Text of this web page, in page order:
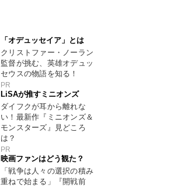
「オデュッセイア」とは
クリストファー・ノーラン
監督が挑む、英雄オデュッ
セウスの物語を知る！
PR
LiSAが推すミニオンズ
ダイフクが耳から離れな
い！最新作『ミニオンズ＆
モンスターズ』見どころ
は？
PR
映画ファンはどう観た？
「戦争は人々の選択の積み
重ねで始まる」『開戦前